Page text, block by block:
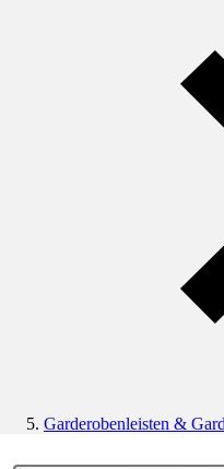
Garderobenleisten &